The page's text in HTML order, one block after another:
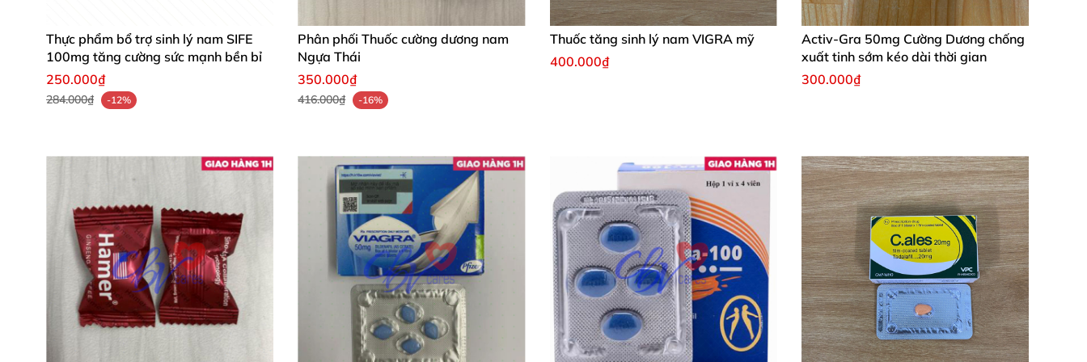
Thực phẩm bổ trợ sinh lý nam SIFE
100mg tăng cường sức mạnh bền bỉ
250.000₫
284.000₫ -12%
Phân phối Thuốc cường dương nam
Ngựa Thái
350.000₫
416.000₫ -16%
Thuốc tăng sinh lý nam VIGRA mỹ
400.000₫
Activ-Gra 50mg Cường Dương chống
xuất tinh sớm kéo dài thời gian
300.000₫